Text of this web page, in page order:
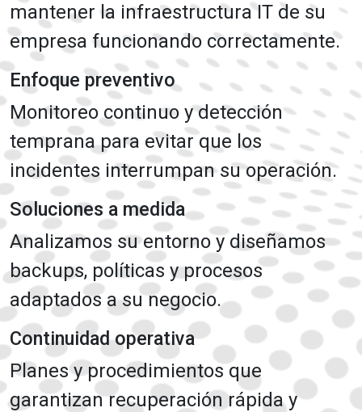
mantener la infraestructura IT de su
empresa funcionando correctamente.
Enfoque preventivo
Monitoreo continuo y detección
temprana para evitar que los
incidentes interrumpan su operación.
Soluciones a medida
Analizamos su entorno y diseñamos
backups, políticas y procesos
adaptados a su negocio.
Continuidad operativa
Planes y procedimientos que
garantizan recuperación rápida y